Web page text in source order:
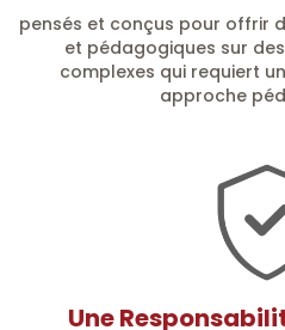
pensés et conçus pour offrir
et pédagogiques sur
complexes qui requiert
approche
Une